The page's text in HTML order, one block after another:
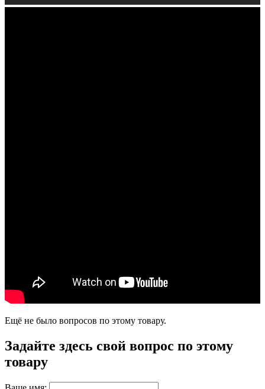
Ещё не было вопросов по этому товару.
Задайте здесь свой вопрос по этому
товару